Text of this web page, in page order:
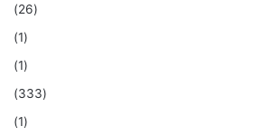
(26)
(1)
(1)
(333)
(1)